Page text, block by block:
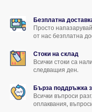
Безплатна
Просто
от нас безплатна
Стоки на склад
Всички стоки са
следващия ден.
Бърза поддръжка
Всички въпроси
оплаквания,